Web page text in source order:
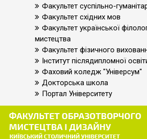
Факультет суспільно-
Факультет східних мов
Факультет української
мистецтва
Факультет фізичного
Інститут післядипломної
Фаховий коледж "Універсум"
Докторська школа
Портал Університету